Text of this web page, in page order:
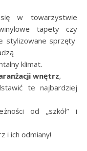
się w towarzystwie
tapety czy
stylizowane sprzęty
klimat.
wnętrz,
te najbardziej
od „szkół” i
i ich odmiany!